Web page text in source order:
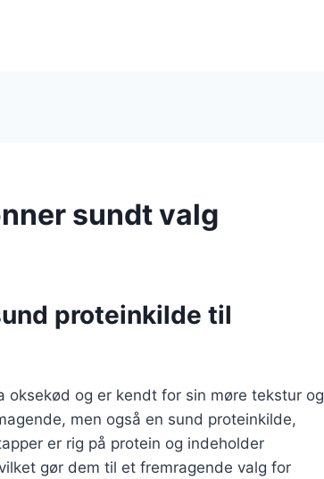
sundt valg
proteinkilde til
og er kendt for sin møre tekstur og
men også en sund proteinkilde,
er rig på protein og indeholder
gør dem til et fremragende valg for